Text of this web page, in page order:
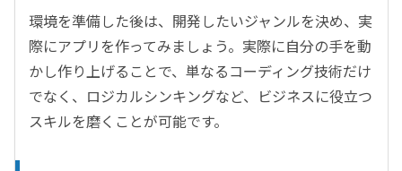
環境を準備した後は、開発したいジャンルを決め、実
際にアプリを作ってみましょう。実際に自分の手を動
かし作り上げることで、単なるコーディング技術だけ
でなく、ロジカルシンキングなど、ビジネスに役立つ
スキルを磨くことが可能です。